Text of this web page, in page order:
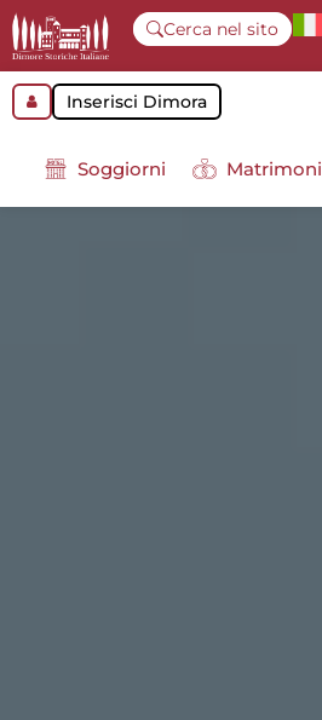
Cerca nel sito
Inserisci Dimora
Soggiorni Matrimoni